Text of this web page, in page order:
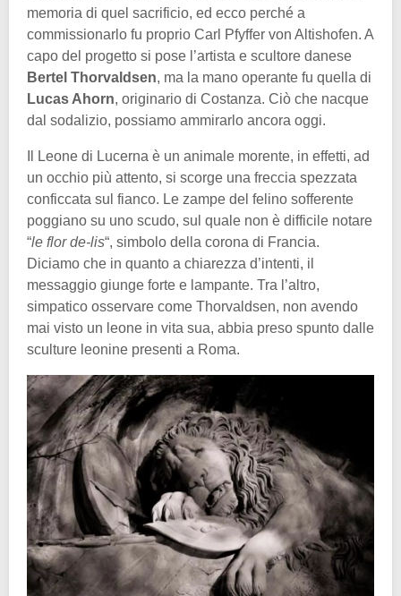
memoria di quel sacrificio, ed ecco perché a
commissionarlo fu proprio Carl Pfyffer von Altishofen. A
capo del progetto si pose l’artista e scultore danese
Bertel Thorvaldsen, ma la mano operante fu quella di
Lucas Ahorn, originario di Costanza. Ciò che nacque
dal sodalizio, possiamo ammirarlo ancora oggi.
Il Leone di Lucerna è un animale morente, in effetti, ad
un occhio più attento, si scorge una freccia spezzata
conficcata sul fianco. Le zampe del felino sofferente
poggiano su uno scudo, sul quale non è difficile notare
“le flor de-lis“, simbolo della corona di Francia.
Diciamo che in quanto a chiarezza d’intenti, il
messaggio giunge forte e lampante. Tra l’altro,
simpatico osservare come Thorvaldsen, non avendo
mai visto un leone in vita sua, abbia preso spunto dalle
sculture leonine presenti a Roma.